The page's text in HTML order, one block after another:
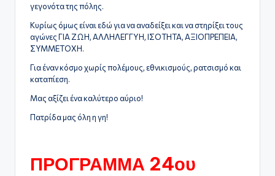
γεγονότα της πόλης.
Κυρίως όμως είναι εδώ για να αναδείξει και να στηρίξει τους
αγώνες ΓΙΑ ΖΩΗ, ΑΛΛΗΛΕΓΓΥΗ, ΙΣΟΤΗΤΑ, ΑΞΙΟΠΡΕΠΕΙΑ,
ΣΥΜΜΕΤΟΧΗ.
Για έναν κόσμο χωρίς πολέμους, εθνικισμούς, ρατσισμό και
καταπίεση.
Μας αξίζει ένα καλύτερο αύριο!
Πατρίδα μας όλη η γη!
ΠΡΟΓΡΑΜΜΑ 24ου